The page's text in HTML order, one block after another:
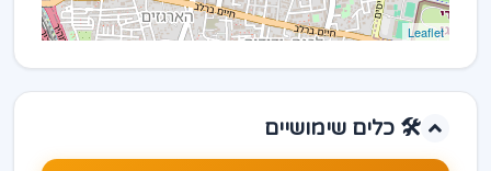
Leaflet
🛠️ כלים שימושיים